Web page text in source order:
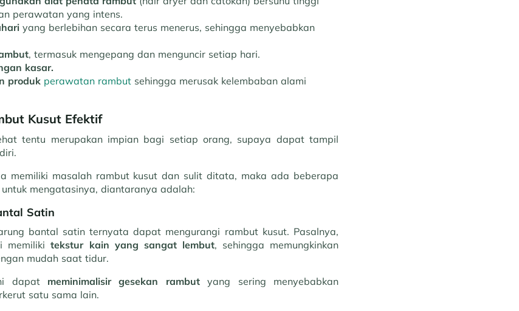
perawatan yang intens.
yang berlebihan secara terus menerus, sehingga menyebabkan
, termasuk mengepang dan menguncir setiap hari.
kasar.
produk perawatan rambut sehingga merusak kelembaban alami
Kusut Efektif
tentu merupakan impian bagi setiap orang, supaya dapat tampil
memiliki masalah rambut kusut dan sulit ditata, maka ada beberapa
mengatasinya, diantaranya adalah:
Satin
bantal satin ternyata dapat mengurangi rambut kusut. Pasalnya,
memilikitekstur kain yang sangat lembut, sehingga memungkinkan
mudah saat tidur.
dapat meminimalisir gesekan rambutyang sering menyebabkan
satu sama lain.